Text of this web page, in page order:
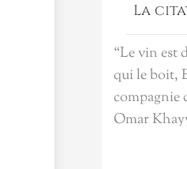
La
“Le vin est
qui le boit,
compagnie
Omar